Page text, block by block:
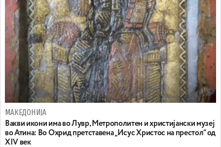
МАКЕДОНИЈА
Вакви икони има во Лувр, Метрополитен и христијански музеј
во Атина: Во Охрид претставена „Исус Христос на престол“ од
XIV век